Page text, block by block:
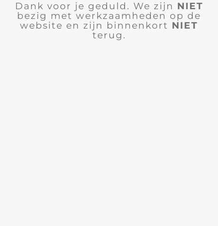
Dank voor je geduld. We zijn NIET
bezig met werkzaamheden op de
website en zijn binnenkort NIET
terug.